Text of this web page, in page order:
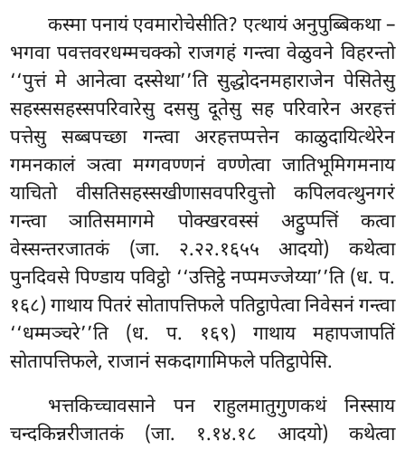
कस्मापनायं एवमारोचेसीति? एत्थायं अनुपुब्बिकथा –
भगवा पवत्तवरधम्मचक्को राजगहं गन्त्वा वेळुवने विहरन्तो
‘‘पुत्तं मे आनेत्वा दस्सेथा’’ति सुद्धोदनमहाराजेन पेसितेसु
सहस्ससहस्सपरिवारेसु दससु दूतेसु सह परिवारेन अरहत्तं
पत्तेसु सब्बपच्छा गन्त्वा अरहत्तप्पत्तेन काळुदायित्थेरेन
गमनकालं ञत्वा मग्गवण्णनं वण्णेत्वा जातिभूमिगमनाय
याचितो वीसतिसहस्सखीणासवपरिवुत्तो कपिलवत्थुनगरं
गन्त्वा ञातिसमागमे पोक्खरवस्सं अट्ठुप्पत्तिं कत्वा
वेस्सन्तरजातकं (जा. २.२२.१६५५ आदयो) कथेत्वा
पुनदिवसे पिण्डाय पविट्ठो ‘‘उत्तिट्ठे नप्पमज्जेय्या’’ति (ध. प.
१६८) गाथाय पितरं सोतापत्तिफले पतिट्ठापेत्वा निवेसनं गन्त्वा
‘‘धम्मञ्चरे’’ति (ध. प. १६९) गाथाय महापजापतिं
सोतापत्तिफले, राजानं सकदागामिफले पतिट्ठापेसि.
भत्तकिच्चावसाने पन राहुलमातुगुणकथं निस्साय
चन्दकिन्नरीजातकं (जा. १.१४.१८ आदयो) कथेत्वा